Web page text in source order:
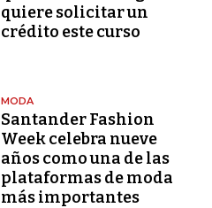
quiere solicitar un
crédito este curso
MODA
Santander Fashion
Week celebra nueve
años como una de las
plataformas de moda
más importantes